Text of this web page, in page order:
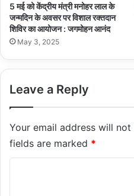
5 मई को केंद्रीय मंत्री मनोहर लाल के
जन्मदिन के अवसर पर विशाल रक्तदान
शिविर का आयोजन : जगमोहन आनंद
May 3, 2025
Leave a Reply
Your email address will not
fields are marked *